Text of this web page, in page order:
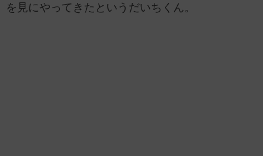
を見にやってきたというだいちくん。